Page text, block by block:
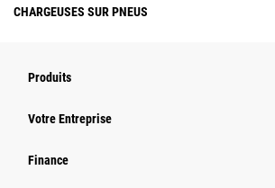
CHARGEUSES SUR PNEUS
Produits
Votre Entreprise
Finance